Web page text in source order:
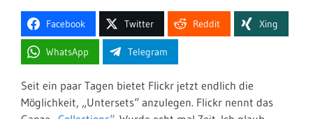
Facebook Twitter Reddit Xing
WhatsApp Telegram
Seit ein paar Tagen bietet Flickr jetzt endlich die
Möglichkeit, „Untersets“ anzulegen. Flickr nennt das